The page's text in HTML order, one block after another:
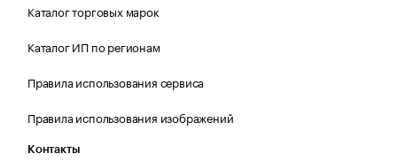
Каталог торговых марок
Каталог ИП по регионам
Правила использования сервиса
Правила использования изображений
Контакты